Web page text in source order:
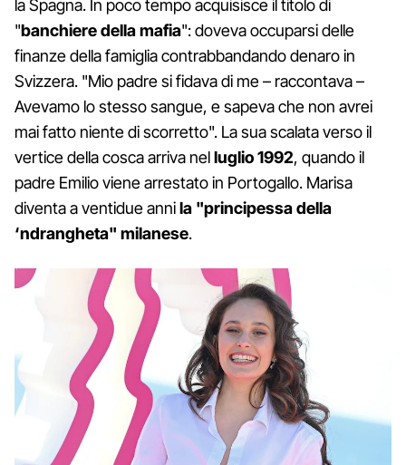
la Spagna. In poco tempo acquisisce il titolo di
"banchiere della mafia": doveva occuparsi delle
finanze della famiglia contrabbandando denaro in
Svizzera. "Mio padre si fidava di me – raccontava –
Avevamo lo stesso sangue, e sapeva che non avrei
mai fatto niente di scorretto". La sua scalata verso il
vertice della cosca arriva nelluglio 1992, quando il
padre Emilio viene arrestato in Portogallo. Marisa
diventa a ventidue annila "principessa della
‘ndrangheta" milanese.